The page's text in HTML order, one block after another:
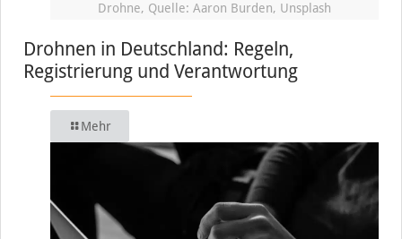
Drohne, Quelle: Aaron Burden, Unsplash
Drohnen in Deutschland: Regeln,
Registrierung und Verantwortung
Mehr